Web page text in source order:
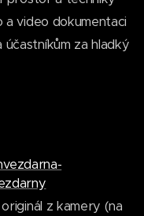
video dokumentaci
účastníkům za hladký
z kamery (na